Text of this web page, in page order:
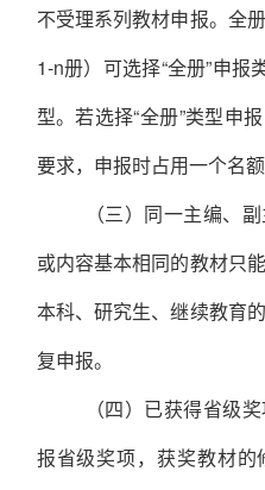
不受理系列教材申报。全
1-n册）可选择“全册”申报
型。若选择“全册”类型申
要求，申报时占用一个名额
（三）同一主编、
或内容基本相同的教材只
本科、研究生、继续教育
复申报。
（四）已获得省级
报省级奖项，获奖教材的